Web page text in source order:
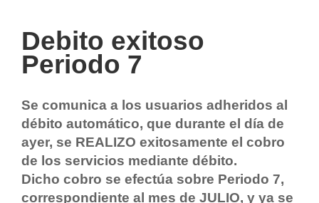
Debito exitoso
Periodo 7
Se comunica a los usuarios adheridos al
débito automático, que durante el día de
ayer, se REALIZO exitosamente el cobro
de los servicios mediante débito.
Dicho cobro se efectúa sobre Periodo 7,
correspondiente al mes de JULIO, y ya se